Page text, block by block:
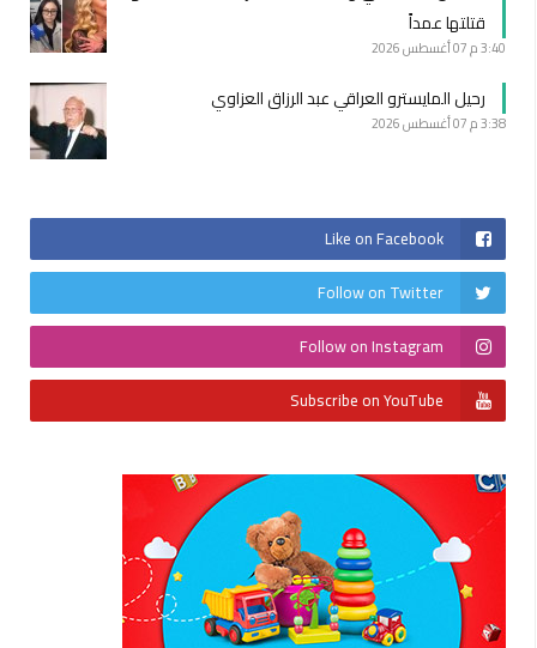
قتلتها عمداً
3:40 م 07 أغسطس 2026
رحيل المايسترو العراقي عبد الرزاق العزاوي
3:38 م 07 أغسطس 2026
Like on Facebook
Follow on Twitter
Follow on Instagram
Subscribe on YouTube